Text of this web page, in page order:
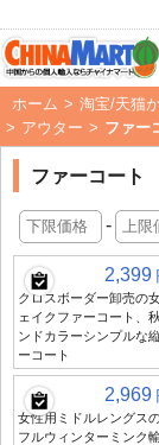
ホーム > 淘宝/天猫
> アウター > ファー
ファーコート
-
2,399
クロスボーダー卸売の
ェイクファーコート、
ンドカラーシンプルな
ーコート
2,969
女性用ミドルレングス
フルウィンターミンク